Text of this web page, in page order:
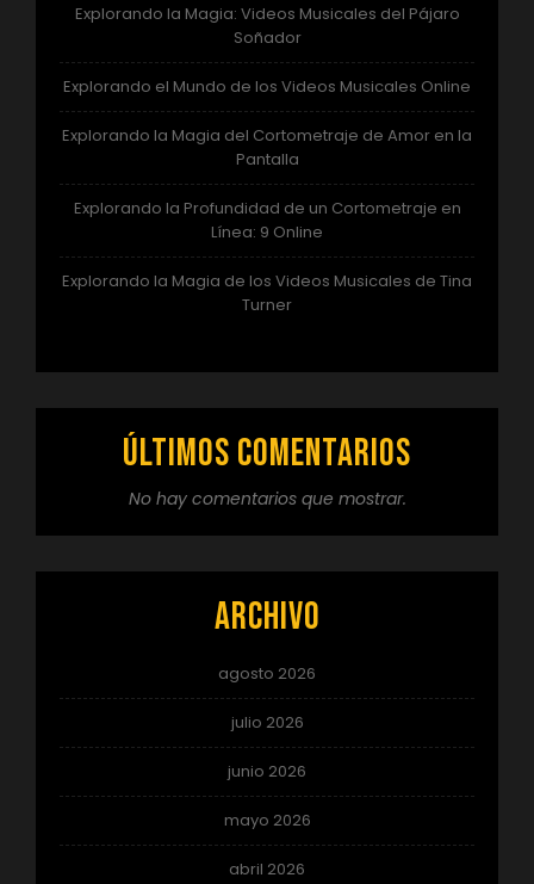
Explorando la Magia: Videos Musicales del Pájaro
Soñador
Explorando el Mundo de los Videos Musicales Online
Explorando la Magia del Cortometraje de Amor en la
Pantalla
Explorando la Profundidad de un Cortometraje en
Línea: 9 Online
Explorando la Magia de los Videos Musicales de Tina
Turner
Últimos comentarios
No hay comentarios que mostrar.
Archivo
agosto 2026
julio 2026
junio 2026
mayo 2026
abril 2026